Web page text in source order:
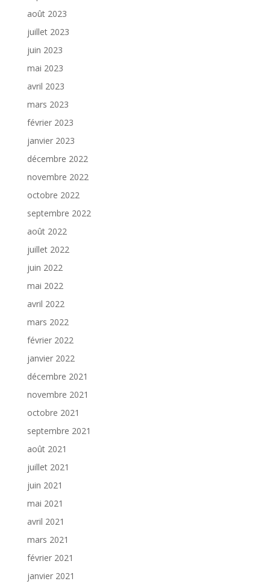
août 2023
juillet 2023
juin 2023
mai 2023
avril 2023
mars 2023
février 2023
janvier 2023
décembre 2022
novembre 2022
octobre 2022
septembre 2022
août 2022
juillet 2022
juin 2022
mai 2022
avril 2022
mars 2022
février 2022
janvier 2022
décembre 2021
novembre 2021
octobre 2021
septembre 2021
août 2021
juillet 2021
juin 2021
mai 2021
avril 2021
mars 2021
février 2021
janvier 2021